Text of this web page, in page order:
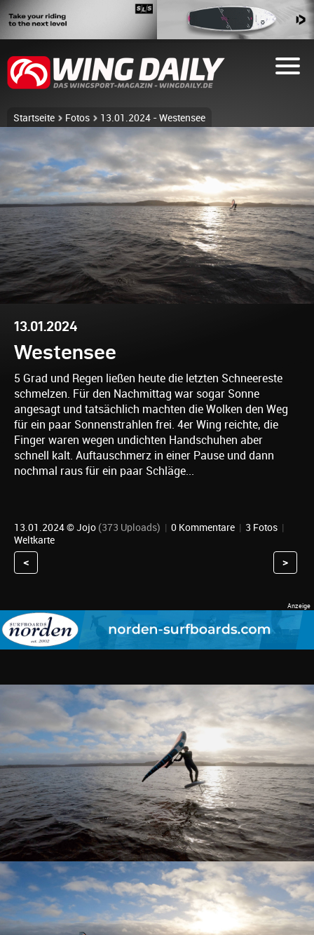
Startseite Fotos 13.01.2024 - Westensee
13.01.2024
Westensee
5 Grad und Regen ließen heute die letzten Schneereste
schmelzen. Für den Nachmittag war sogar Sonne
angesagt und tatsächlich machten die Wolken den Weg
für ein paar Sonnenstrahlen frei. 4er Wing reichte, die
Finger waren wegen undichten Handschuhen aber
schnell kalt. Auftauschmerz in einer Pause und dann
nochmal raus für ein paar Schläge...
13.01.2024 ©Jojo (373 Uploads) | 0 Kommentare | 3 Fotos |
Weltkarte
< >